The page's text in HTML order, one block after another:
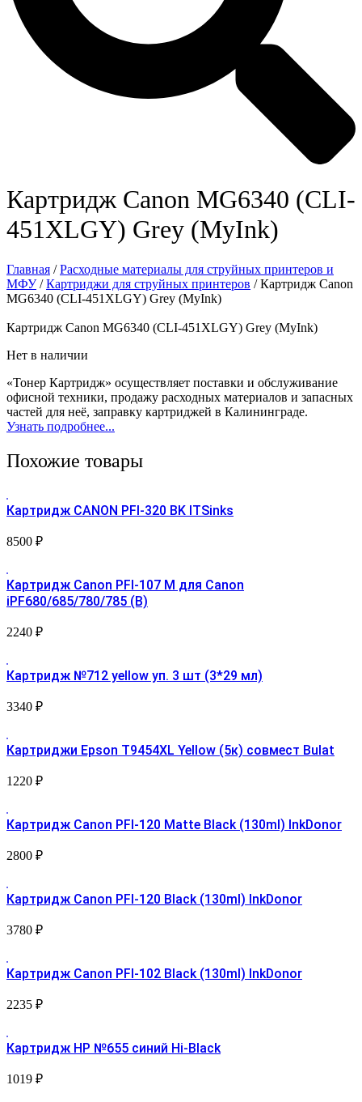
Картридж Canon MG6340 (CLI-
451XLGY) Grey (MyInk)
Главная /Расходные материалы для струйных принтеров и
МФУ/Картриджи для струйных принтеров / Картридж Canon
MG6340 (CLI-451XLGY) Grey (MyInk)
Картридж Canon MG6340 (CLI-451XLGY) Grey (MyInk)
Нет в наличии
«Тонер Картридж» осуществляет поставки и обслуживание
офисной техники, продажу расходных материалов и запасных
частей для неё, заправку картриджей в Калининграде.
Узнать подробнее...
Похожие товары
Картридж CANON PFI-320 BK ITSinks
8500 ₽
Картридж Canon PFI-107 М для Canon
iPF680/685/780/785 (B)
2240 ₽
Картридж №712 yellow уп. 3 шт (3*29 мл)
3340 ₽
Картриджи Epson T9454XL Yellow (5к) совмест Bulat
1220 ₽
Картридж Canon PFI-120 Matte Black (130ml) InkDonor
2800 ₽
Картридж Canon PFI-120 Black (130ml) InkDonor
3780 ₽
Картридж Canon PFI-102 Black (130ml) InkDonor
2235 ₽
Картридж HP №655 синий Hi-Black
1019 ₽